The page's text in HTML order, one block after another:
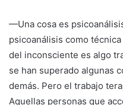
—Una cosa es
psicoanálisis como
del inconsciente es algo
se han superado algunas
demás. Pero el trabajo
Aquellas personas que